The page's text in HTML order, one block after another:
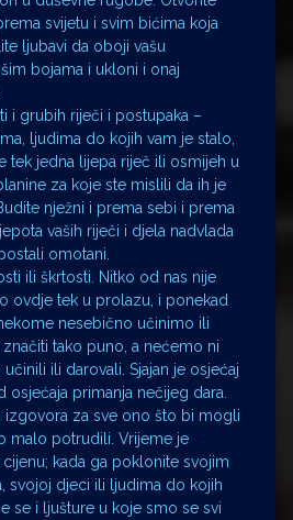
svijetu i svim bićima koja
ljubavi da oboji vašu
bojama i ukloni i onaj
i grubih riječi i postupaka –
ljudima do kojih vam je stalo,
tek jedna lijepa riječ ili osmijeh u
za koje ste mislili da ih je
nježni i prema sebi i prema
vaših riječi i djela nadvlada
omotani.
ili škrtosti. Nitko od nas nije
ovdje tek u prolazu, i ponekad
nesebično učinimo ili
tako puno, a nećemo ni
ili darovali. Sjajan je osjećaj
osjećaja primanja nečijeg dara.
izgovora za sve ono što bi mogli
malo potrudili. Vrijeme je
kada ga poklonite svojim
svojoj djeci ili ljudima do kojih
se i ljušture u koje smo se svi